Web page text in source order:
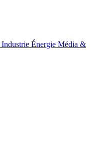
Industrie Énergie Média &